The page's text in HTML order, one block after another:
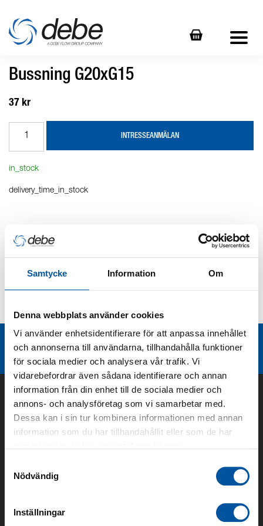
Samtycke Information Om
Denna webbplats använder cookies
Vi använder enhetsidentifierare för att anpassa innehållet
och annonserna till användarna, tillhandahålla funktioner
för sociala medier och analysera vår trafik. Vi
vidarebefordrar även sådana identifierare och annan
information från din enhet till de sociala medier och
annons- och analysföretag som vi samarbetar med.
Dessa kan i sin tur kombinera informationen med annan
information som du har tillhandahållit eller som de har
Nödvändig
Inställningar
Bussning G20xG15
37 kr
INTRESSEANMÄLAN
in_stock
delivery_time_in_stock
Produktbeskrivning
Kurvor
Teknisk dokumentation
Liknande produktgrupper
Om oss